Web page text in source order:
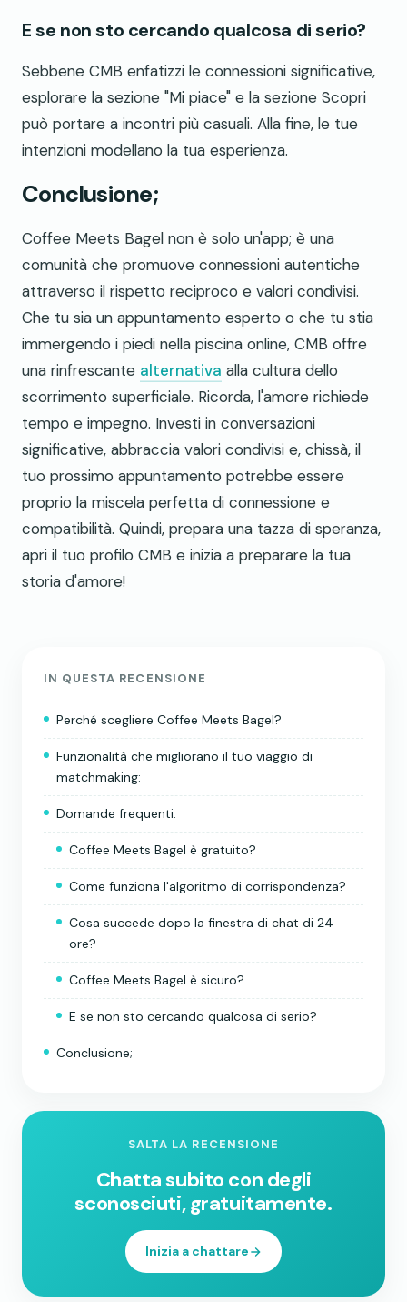
E se non sto cercando qualcosa di serio?
Sebbene CMB enfatizzi le connessioni significative,
esplorare la sezione "Mi piace" e la sezione Scopri
può portare a incontri più casuali. Alla fine, le tue
intenzioni modellano la tua esperienza.
Conclusione;
Coffee Meets Bagel non è solo un'app; è una
comunità che promuove connessioni autentiche
attraverso il rispetto reciproco e valori condivisi.
Che tu sia un appuntamento esperto o che tu stia
immergendo i piedi nella piscina online, CMB offre
una rinfrescante alternativa alla cultura dello
scorrimento superficiale. Ricorda, l'amore richiede
tempo e impegno. Investi in conversazioni
significative, abbraccia valori condivisi e, chissà, il
tuo prossimo appuntamento potrebbe essere
proprio la miscela perfetta di connessione e
compatibilità. Quindi, prepara una tazza di speranza,
apri il tuo profilo CMB e inizia a preparare la tua
storia d'amore!
IN QUESTA RECENSIONE
Perché scegliere Coffee Meets Bagel?
Funzionalità che migliorano il tuo viaggio di
matchmaking:
Domande frequenti:
Coffee Meets Bagel è gratuito?
Come funziona l'algoritmo di corrispondenza?
Cosa succede dopo la finestra di chat di 24
ore?
Coffee Meets Bagel è sicuro?
E se non sto cercando qualcosa di serio?
Conclusione;
SALTA LA RECENSIONE
Chatta subito con degli
sconosciuti, gratuitamente.
Inizia a chattare